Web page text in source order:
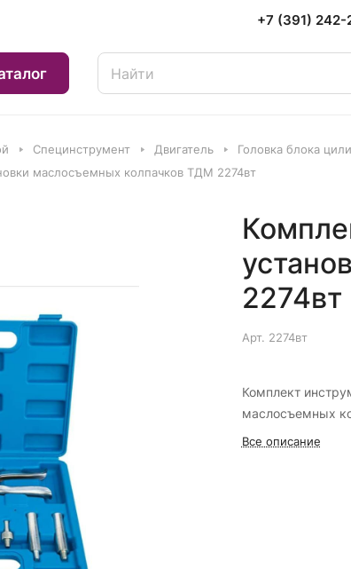
+7 (391) 242-
Специнструмент Двигатель
Головка блока
маслосъемных колпачков ТДМ 2274вт
2274вт
Арт. 2274вт
Комплект
маслосъемных
Все описание